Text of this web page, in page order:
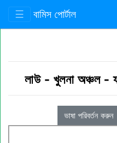
☰ বামিস পোর্টাল
লাউ - খুলনা অঞ্চল-
ভাষা পরিবর্তন করুন